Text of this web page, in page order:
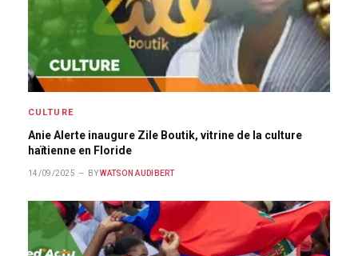
CULTURE
Anie Alerte inaugure Zile Boutik, vitrine de la culture
haïtienne en Floride
14/09/2025 BY WATSON AUDIBERT